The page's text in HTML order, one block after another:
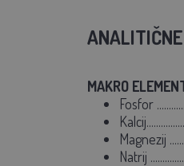
MAKRO
Fosfor
Magnezij
Natrij